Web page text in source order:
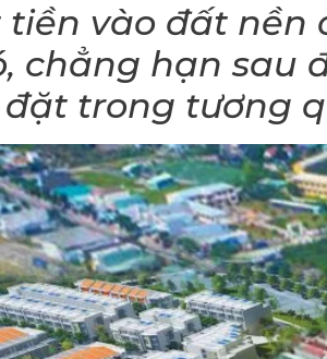
tiền vào đất
chẳng hạn sau
trong tương